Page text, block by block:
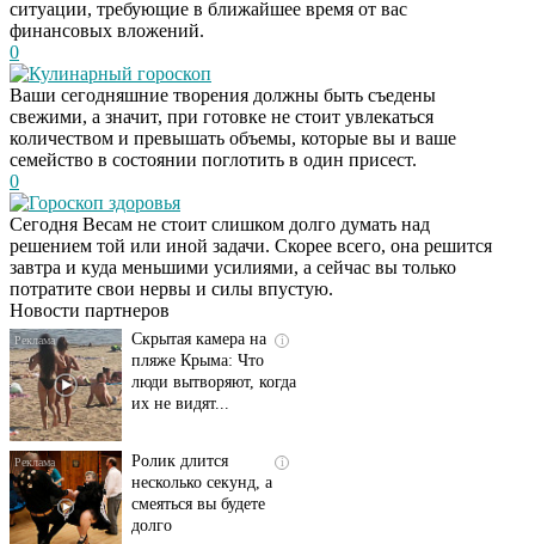
ситуации, требующие в ближайшее время от вас
финансовых вложений.
0
Кулинарный гороскоп
Ваши сегодняшние творения должны быть съедены
свежими, а значит, при готовке не стоит увлекаться
количеством и превышать объемы, которые вы и ваше
семейство в состоянии поглотить в один присест.
0
Гороскоп здоровья
Сегодня Весам не стоит слишком долго думать над
решением той или иной задачи. Скорее всего, она решится
завтра и куда меньшими усилиями, а сейчас вы только
потратите свои нервы и силы впустую.
Новости партнеров
Т-Банк выпустил
карты с запахом!
i
Скрытая камера на
пляже Крыма: Что
люди вытворяют, когда
их не видят...
i
Ролик длится
несколько секунд, а
смеяться вы будете